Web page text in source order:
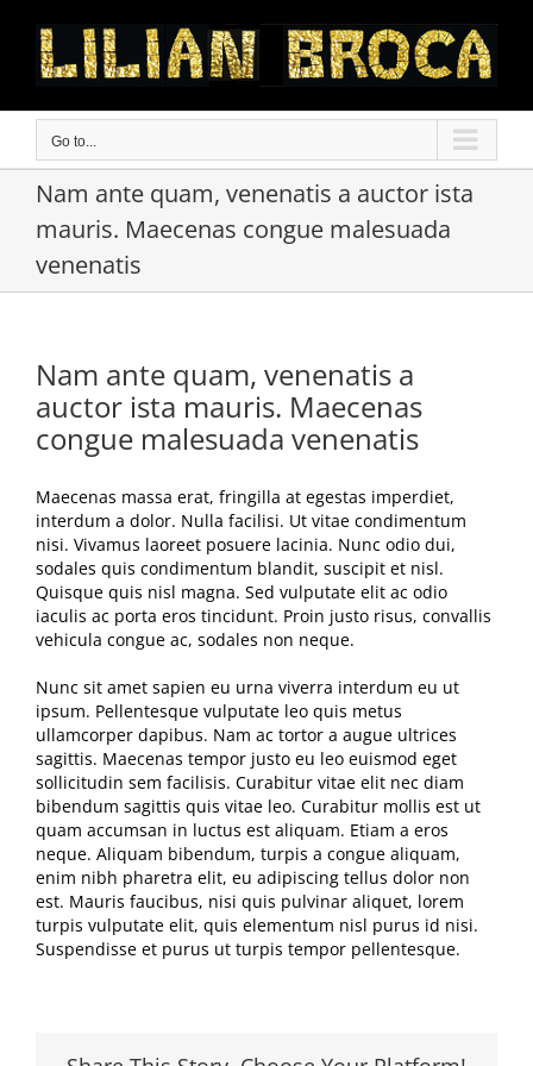
content
Go to...
Nam ante quam, venenatis a auctor ista
mauris. Maecenas congue malesuada
venenatis
Nam ante quam, venenatis a
auctor ista mauris. Maecenas
congue malesuada venenatis
Maecenas massa erat, fringilla at egestas imperdiet,
interdum a dolor. Nulla facilisi. Ut vitae condimentum
nisi. Vivamus laoreet posuere lacinia. Nunc odio dui,
sodales quis condimentum blandit, suscipit et nisl.
Quisque quis nisl magna. Sed vulputate elit ac odio
iaculis ac porta eros tincidunt. Proin justo risus, convallis
vehicula congue ac, sodales non neque.
Nunc sit amet sapien eu urna viverra interdum eu ut
ipsum. Pellentesque vulputate leo quis metus
ullamcorper dapibus. Nam ac tortor a augue ultrices
sagittis. Maecenas tempor justo eu leo euismod eget
sollicitudin sem facilisis. Curabitur vitae elit nec diam
bibendum sagittis quis vitae leo. Curabitur mollis est ut
quam accumsan in luctus est aliquam. Etiam a eros
neque. Aliquam bibendum, turpis a congue aliquam,
enim nibh pharetra elit, eu adipiscing tellus dolor non
est. Mauris faucibus, nisi quis pulvinar aliquet, lorem
turpis vulputate elit, quis elementum nisl purus id nisi.
Suspendisse et purus ut turpis tempor pellentesque.